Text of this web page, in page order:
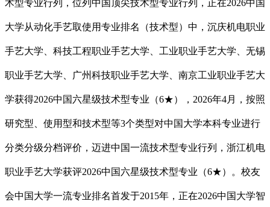
术型专业行列，位列中国顶尖技术型专业行列，正在2026中国
大学从动化手艺取使用专业排名（技术型）中，沉庆机电职业
手艺大学、科技工程职业手艺大学、工业职业手艺大学、无锡
职业手艺大学、广州科技职业手艺大学、南京工业职业手艺大
学获得2026中国六星级技术型专业（6★），2026年4月，按照
研究型、使用型和技术型等3个类型对中国大学本科专业进行
分类分级分档评价，迈进中国一流技术型专业行列，浙江机电
职业手艺大学获评2026中国六星级技术型专业（6★）。校友
会中国大学一流专业排名首发于2015年，正在2026中国大学智